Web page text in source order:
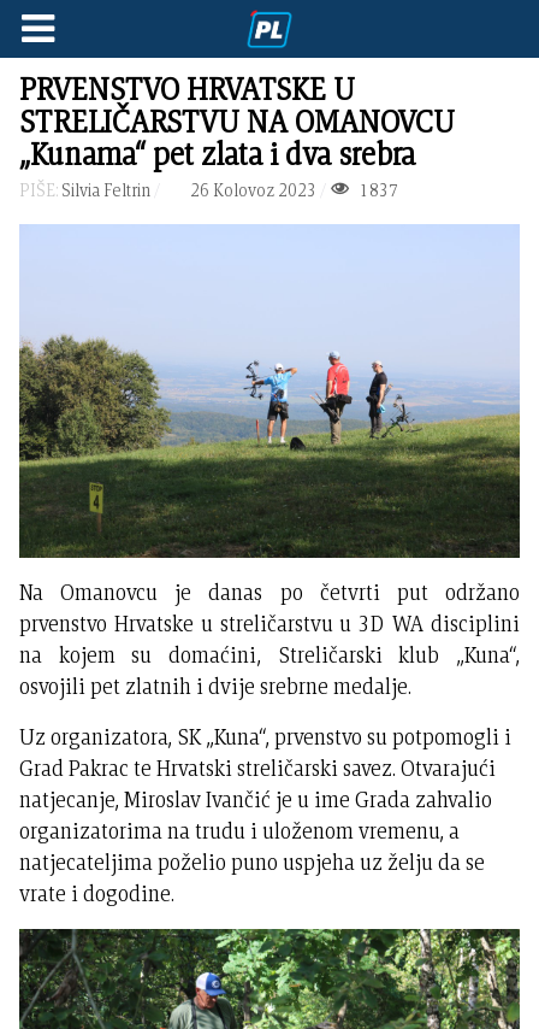
PRVENSTVO HRVATSKE U
STRELIČARSTVU NA OMANOVCU
„Kunama“ pet zlata i dva srebra
PIŠE: Silvia Feltrin 26 Kolovoz 2023 1837
Na Omanovcu je danas po četvrti put održano
prvenstvo Hrvatske u streličarstvu u 3D WA disciplini
na kojem su domaćini, Streličarski klub „Kuna“,
osvojili pet zlatnih i dvije srebrne medalje.
Uz organizatora, SK „Kuna“, prvenstvo su potpomogli i
Grad Pakrac te Hrvatski streličarski savez. Otvarajući
natjecanje, Miroslav Ivančić je u ime Grada zahvalio
organizatorima na trudu i uloženom vremenu, a
natjecateljima poželio puno uspjeha uz želju da se
vrate i dogodine.